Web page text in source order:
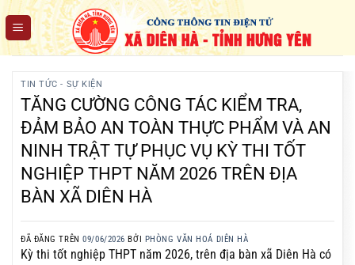
Chuyển
đến
nội
TIN TỨC - SỰ KIỆN
TĂNG CƯỜNG CÔNG TÁC KIỂM TRA,
ĐẢM BẢO AN TOÀN THỰC PHẨM VÀ AN
NINH TRẬT TỰ PHỤC VỤ KỲ THI TỐT
NGHIỆP THPT NĂM 2026 TRÊN ĐỊA
BÀN XÃ DIÊN HÀ
ĐÃ ĐĂNG TRÊN09/06/2026 BỞI PHÒNG VĂN HOÁ DIÊN HÀ
Kỳ thi tốt nghiệp THPT năm 2026, trên địa bàn xã Diên Hà có